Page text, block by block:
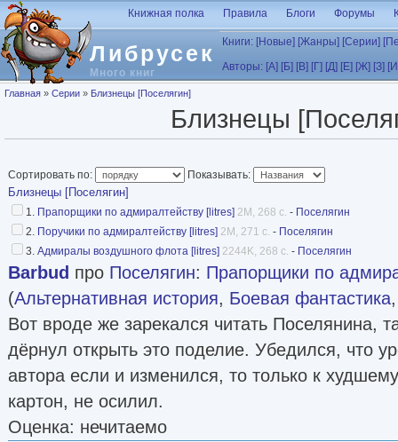
Перейти к основному содержанию
Либрусек
Много книг
Книжная полка Правила Блоги Форумы
Книги: [Новые] [Жанры] [Серии]
Авторы: [А] [Б] [В] [Г] [Д] [Е] [Ж] [З]
Вы здесь
Главная » Серии » Близнецы [Поселягин]
Близнецы
Сортировать по: Показывать:
Близнецы [Поселягин]
1. Прапорщики по адмиралтейству [litres] 2M, 268 с. - Поселягин
2. Поручики по адмиралтейству [litres] 2M, 271 с. - Поселягин
3. Адмиралы воздушного флота [litres] 2244K, 268 с. - Поселягин
Barbud про Поселягин: Прапорщики по
(Альтернативная история, Боевая фантастика
Вот вроде же зарекался читать Поселянина,
дёрнул открыть это поделие. Убедился, что
автора если и изменился, то только к
картон, не осилил.
Оценка: нечитаемо